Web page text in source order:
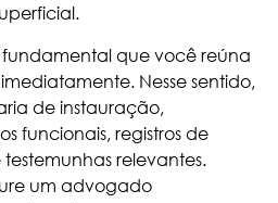
que você reúna
Nesse sentido,
de instauração,
funcionais, registros de
relevantes.
um advogado